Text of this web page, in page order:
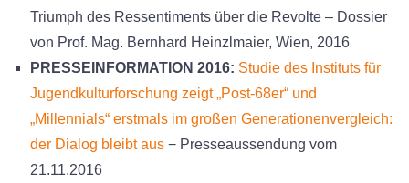
Triumph des Ressentiments über die Revolte – Dossier
von Prof. Mag. Bernhard Heinzlmaier, Wien, 2016
PRESSEINFORMATION 2016: Studie des Instituts für
Jugendkulturforschung zeigt „Post-68er“ und
„Millennials“ erstmals im großen Generationenvergleich:
der Dialog bleibt aus− Presseaussendung vom
21.11.2016